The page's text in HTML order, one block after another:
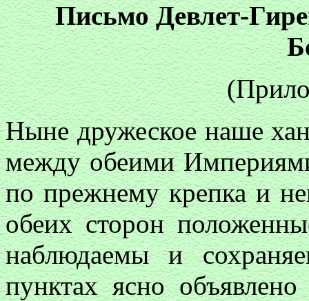
Письмо Девлет-
Ныне дружеское наше
между обеими
по прежнему крепка и
обеих сторон
наблюдаемы и
пунктах ясно